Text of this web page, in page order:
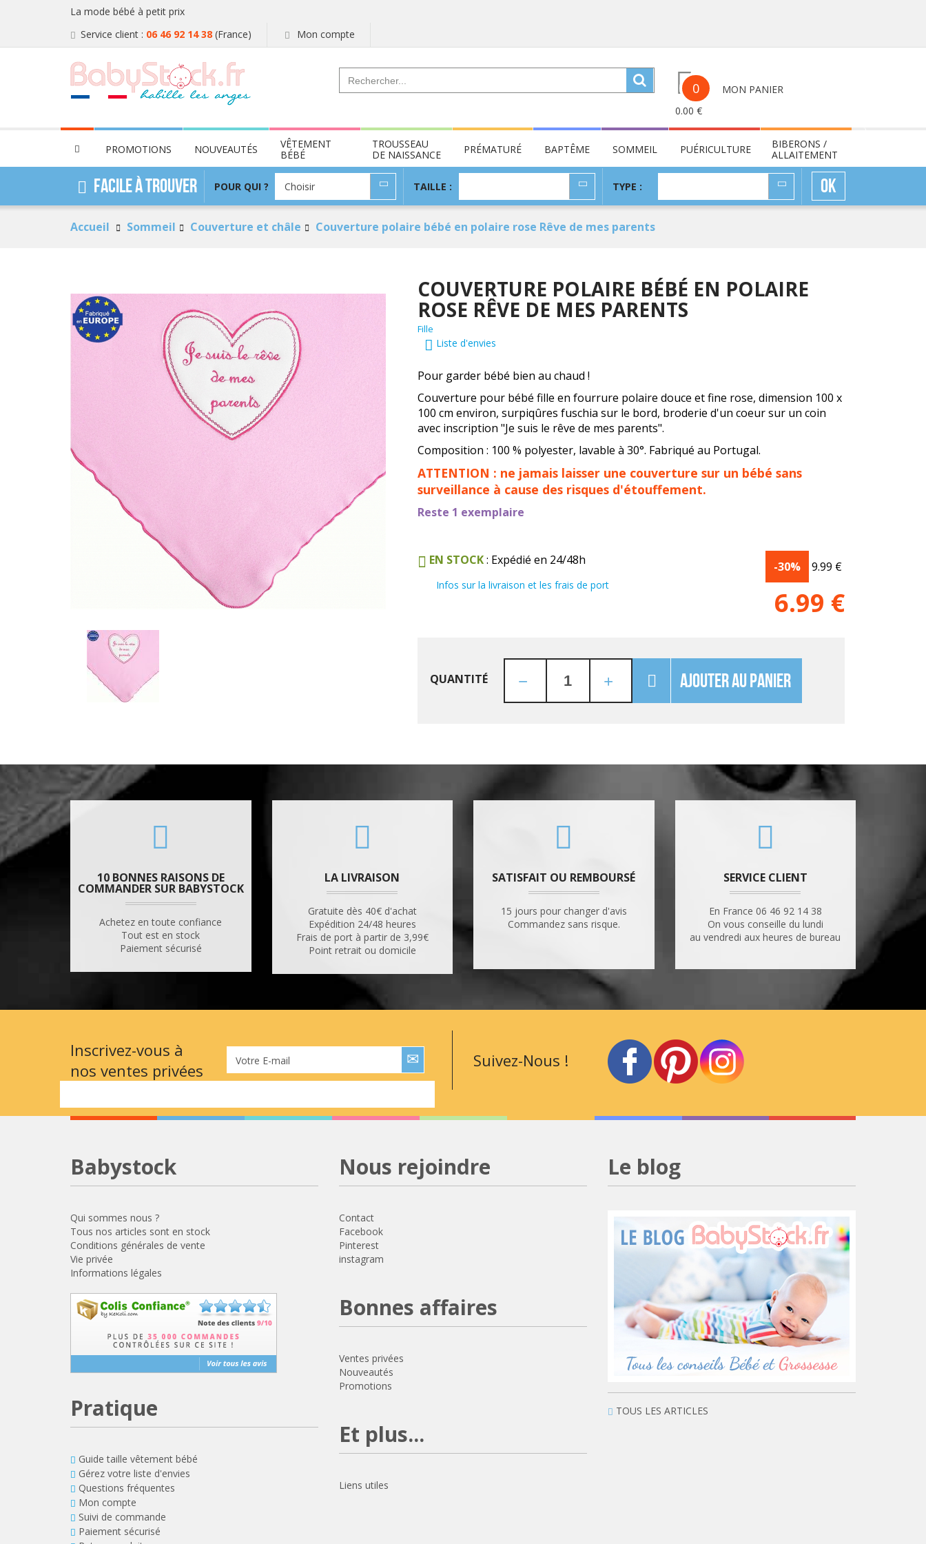
La mode bébé à petit prix
Service client : 06 46 92 14 38 (France) Mon compte
0
MON PANIER
0.00 €
PROMOTIONS NOUVEAUTÉS
VÊTEMENT
BÉBÉ
TROUSSEAU
DE NAISSANCE
PRÉMATURÉ BAPTÊME SOMMEIL PUÉRICULTURE
BIBERONS /
ALLAITEMENT
Facile à trouver POUR QUI ? Choisir
POUR
QUI
?
TAILLE : TYPE : OK
Accueil Sommeil Couverture et châle Couverture polaire bébé en polaire rose Rêve de mes parents
COUVERTURE POLAIRE BÉBÉ EN POLAIRE
ROSE RÊVE DE MES PARENTS
Fille
Liste d'envies
Pour garder bébé bien au chaud !
Couverture pour bébé fille en fourrure polaire douce et fine rose, dimension 100 x
100 cm environ, surpiqûres fuschia sur le bord, broderie d'un coeur sur un coin
avec inscription "Je suis le rêve de mes parents".
Composition : 100 % polyester, lavable à 30°. Fabriqué au Portugal.
ATTENTION : ne jamais laisser une couverture sur un bébé sans
surveillance à cause des risques d'étouffement.
Reste 1 exemplaire
EN STOCK : Expédié en 24/48h
Infos sur la livraison et les frais de port
-30% 9.99 €
6.99 €
QUANTITÉ AJOUTER AU PANIER
10 BONNES RAISONS DE
COMMANDER SUR BABYSTOCK
Achetez en toute confiance
Tout est en stock
Paiement sécurisé
LA LIVRAISON
Gratuite dès 40€ d'achat
Expédition 24/48 heures
Frais de port à partir de 3,99€
Point retrait ou domicile
SATISFAIT OU REMBOURSÉ
15 jours pour changer d'avis
Commandez sans risque.
SERVICE CLIENT
En France 06 46 92 14 38
On vous conseille du lundi
au vendredi aux heures de bureau
Inscrivez-vous à
nos ventes privées
Votre E-mail Suivez-Nous !
Babystock
Qui sommes nous ?
Tous nos articles sont en stock
Conditions générales de vente
Vie privée
Informations légales
Pratique
Guide taille vêtement bébé
Gérez votre liste d'envies
Questions fréquentes
Mon compte
Suivi de commande
Paiement sécurisé
Nous rejoindre
Contact
Facebook
Pinterest
instagram
Bonnes affaires
Ventes privées
Nouveautés
Promotions
Et plus...
Liens utiles
Le blog
TOUS LES ARTICLES